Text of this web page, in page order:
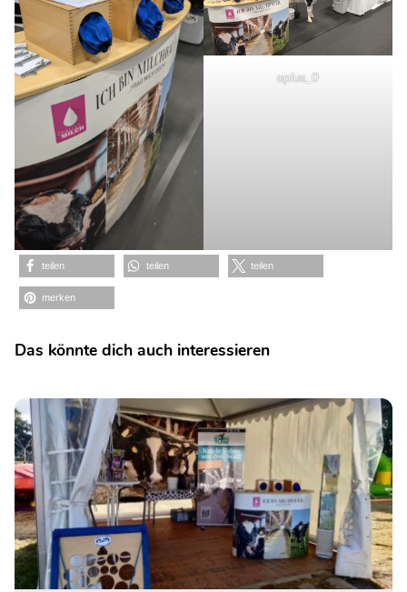
oplus_0
teilen teilen teilen
merken
Das könnte dich auch interessieren